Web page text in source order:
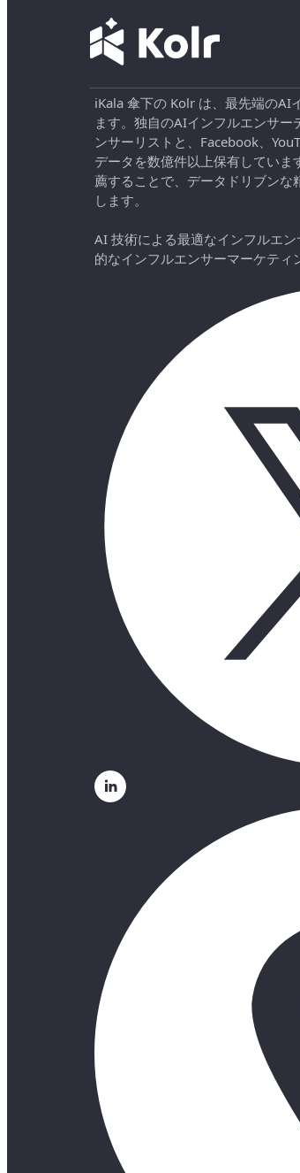
iKala 傘下の Kolr は、最先端のAI
ます。独自のAIインフルエンサ
ンサーリストと、Facebook、
データを数億件以上保有してい
薦することで、データドリブンな
します。
AI 技術による最適なインフルエ
的なインフルエンサーマーケティ